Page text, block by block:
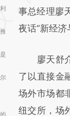
而成，可能
财新观点和
事总经理廖
夜话“新经济
廖天舒介
了以直接金
场外市场都
纽交所，场